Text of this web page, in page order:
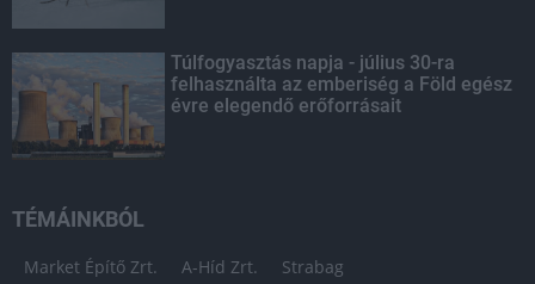
Túlfogyasztás napja - július 30-ra
felhasználta az emberiség a Föld egész
évre elegendő erőforrásait
TÉMÁINKBÓL
Market Építő Zrt. A-Híd Zrt. Strabag